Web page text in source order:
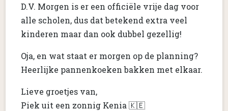
D.V. Morgen is er een officiële vrije dag voor
alle scholen, dus dat betekend extra veel
kinderen maar dan ook dubbel gezellig!
Oja, en wat staat er morgen op de planning?
Heerlijke pannenkoeken bakken met elkaar.
Lieve groetjes van,
Piek uit een zonnig Kenia 🇰🇪